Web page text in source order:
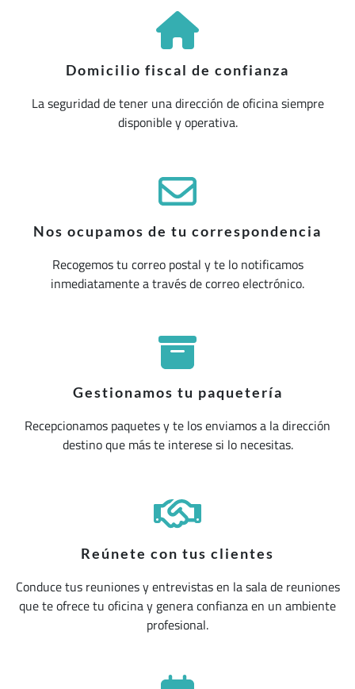
Domicilio fiscal de confianza
La seguridad de tener una dirección de oficina siempre
disponible y operativa.
Nos ocupamos de tu correspondencia
Recogemos tu correo postal y te lo notificamos
inmediatamente a través de correo electrónico.
Gestionamos tu paquetería
Recepcionamos paquetes y te los enviamos a la dirección
destino que más te interese si lo necesitas.
Reúnete con tus clientes
Conduce tus reuniones y entrevistas en la sala de reuniones
que te ofrece tu oficina y genera confianza en un ambiente
profesional.